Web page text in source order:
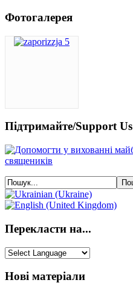
Фотогалерея
Підтримайте/Support Us
Перекласти на...
Нові матеріали